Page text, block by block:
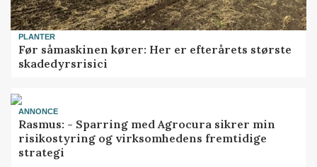
PLANTER
Før såmaskinen kører: Her er efterårets største
skadedyrsrisici
ANNONCE
Rasmus: - Sparring med Agrocura sikrer min
risikostyring og virksomhedens fremtidige
strategi